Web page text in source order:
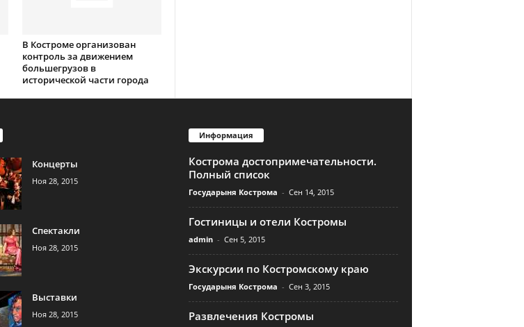
В Костроме организован
контроль за движением
большегрузов в
исторической части города
Концерты
Ноя 28, 2015
Спектакли
Ноя 28, 2015
Выставки
Ноя 28, 2015
Информация
Кострома достопримечательности.
Полный список
Государыня Кострома - Сен 14, 2015
Гостиницы и отели Костромы
admin - Сен 5, 2015
Экскурсии по Костромскому краю
Государыня Кострома - Сен 3, 2015
Развлечения Костромы